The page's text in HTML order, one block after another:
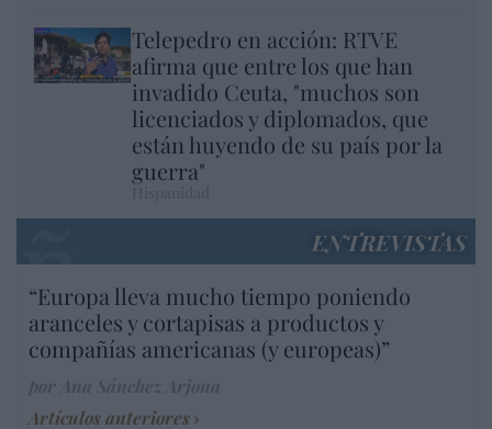
Telepedro en acción: RTVE
afirma que entre los que han
invadido Ceuta, "muchos son
licenciados y diplomados, que
están huyendo de su país por la
guerra"
ENTREVISTAS
“Europa lleva mucho tiempo poniendo
aranceles y cortapisas a productos y
compañías americanas (y europeas)”
Artículos anteriores